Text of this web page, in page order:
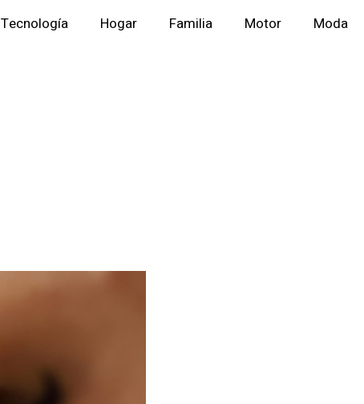
Tecnología Hogar Familia Motor Moda